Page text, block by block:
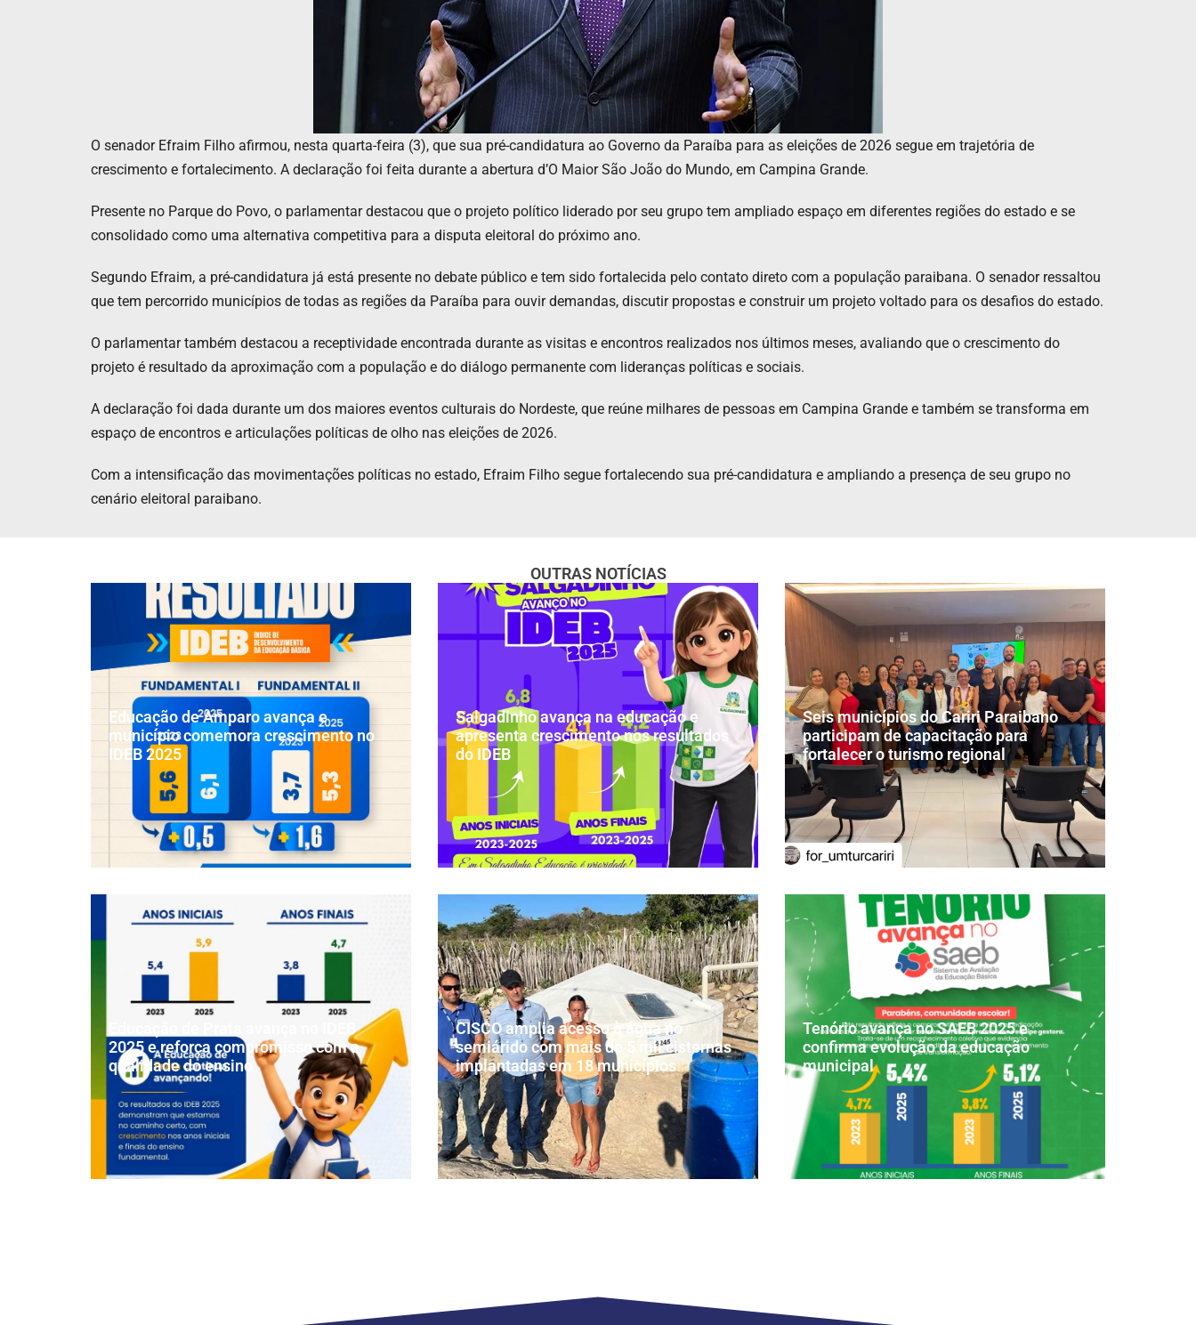
O senador Efraim Filho afirmou, nesta quarta-feira (3), que sua pré-candidatura ao Governo da Paraíba para as eleições de 2026 segue em trajetória de
crescimento e fortalecimento. A declaração foi feita durante a abertura d’O Maior São João do Mundo, em Campina Grande.
Presente no Parque do Povo, o parlamentar destacou que o projeto político liderado por seu grupo tem ampliado espaço em diferentes regiões do estado e se
consolidado como uma alternativa competitiva para a disputa eleitoral do próximo ano.
Segundo Efraim, a pré-candidatura já está presente no debate público e tem sido fortalecida pelo contato direto com a população paraibana. O senador ressaltou
que tem percorrido municípios de todas as regiões da Paraíba para ouvir demandas, discutir propostas e construir um projeto voltado para os desafios do estado.
O parlamentar também destacou a receptividade encontrada durante as visitas e encontros realizados nos últimos meses, avaliando que o crescimento do
projeto é resultado da aproximação com a população e do diálogo permanente com lideranças políticas e sociais.
A declaração foi dada durante um dos maiores eventos culturais do Nordeste, que reúne milhares de pessoas em Campina Grande e também se transforma em
espaço de encontros e articulações políticas de olho nas eleições de 2026.
Com a intensificação das movimentações políticas no estado, Efraim Filho segue fortalecendo sua pré-candidatura e ampliando a presença de seu grupo no
cenário eleitoral paraibano.
OUTRAS NOTÍCIAS
Educação de Amparo avança e
município comemora crescimento no
IDEB 2025
Salgadinho avança na educação e
apresenta crescimento nos resultados
do IDEB
Seis municípios do Cariri Paraibano
participam de capacitação para
fortalecer o turismo regional
Educação de Prata avança no IDEB
2025 e reforça compromisso com a
qualidade do ensino
CISCO amplia acesso à água no
semiárido com mais de 5 mil cisternas
implantadas em 18 municípios
Tenório avança no SAEB 2025 e
confirma evolução da educação
municipal